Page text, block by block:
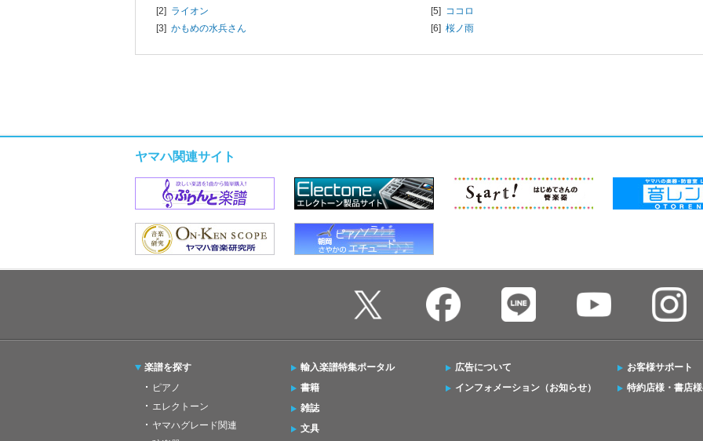
[2] ライオン
[3] かもめの水兵さん
[5] ココロ
[6] 桜ノ雨
ヤマハ関連サイト
楽譜を探す
ピアノ
エレクトーン
ヤマハグレード関連
輸入楽譜特集ポータル
書籍
雑誌
文具
広告について
インフォメーション（お知らせ）
お客様サポート
特約店様・書店